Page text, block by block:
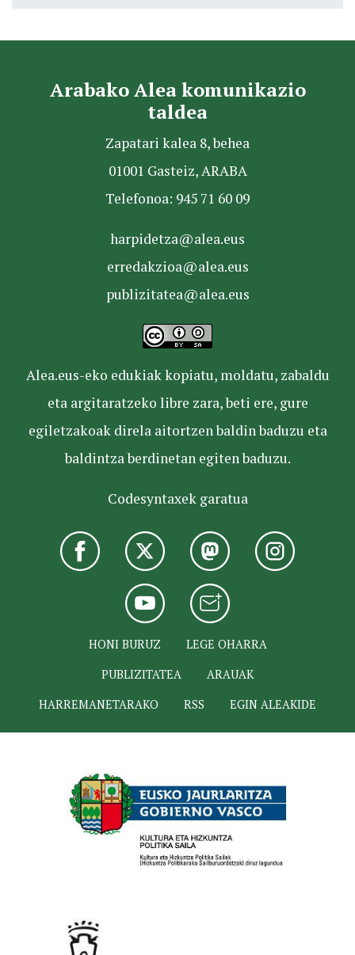
Arabako Alea komunikazio
taldea
Zapatari kalea 8, behea
01001 Gasteiz, ARABA
Telefonoa: 945 71 60 09
harpidetza@alea.eus
erredakzioa@alea.eus
publizitatea@alea.eus
Alea.eus-eko edukiak kopiatu, moldatu, zabaldu
eta argitaratzeko libre zara, beti ere, gure
egiletzakoak direla aitortzen baldin baduzu eta
baldintza berdinetan egiten baduzu.
Codesyntaxek garatua
HONI BURUZ
LEGE OHARRA
PUBLIZITATEA
ARAUAK
HARREMANETARAKO
RSS EGIN ALEAKIDE